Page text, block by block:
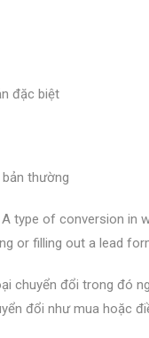
đặc biệt
thường
type of conversion in
or filling out a lead
chuyển đổi trong đó
đổi như mua hoặc